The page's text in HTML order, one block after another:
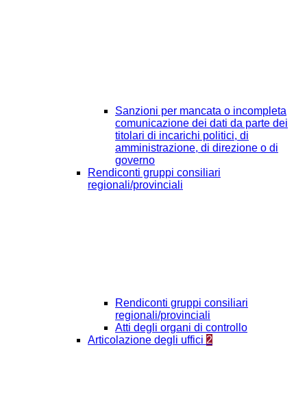
Sanzioni per mancata o incompleta
comunicazione dei dati da parte dei
titolari di incarichi politici, di
amministrazione, di direzione o di
governo
Rendiconti gruppi consiliari
regionali/provinciali
Rendiconti gruppi consiliari
regionali/provinciali
Atti degli organi di controllo
Articolazione degli uffici 2